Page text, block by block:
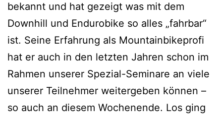
bekannt und hat gezeigt was mit dem
Downhill und Endurobike so alles „fahrbar“
ist. Seine Erfahrung als Mountainbikeprofi
hat er auch in den letzten Jahren schon im
Rahmen unserer Spezial-Seminare an viele
unserer Teilnehmer weitergeben können –
so auch an diesem Wochenende. Los ging